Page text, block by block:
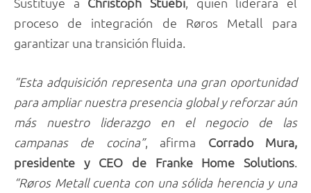
proceso de integración de Røros Metall para
garantizar una transición fluida.
“Esta adquisición representa una gran oportunidad
para ampliar nuestra presencia global y reforzar aún
más nuestro liderazgo en el negocio de las
campanas de cocina”, afirma Corrado Mura,
presidente y CEO de Franke Home Solutions
“Røros Metall cuenta con una sólida herencia y una